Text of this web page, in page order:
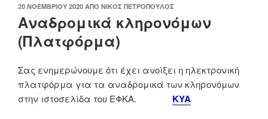
ΔΗΜΟΣΙΕΎΤΗΚΕ
ΣΤΙΣ
20 ΝΟΕΜΒΡΊΟΥ 2020 ΑΠΌ ΝΊΚΟΣ ΠΕΤΡΌΠΟΥΛΟΣ
Αναδρομικά κληρονόμων
(Πλατφόρμα)
Σας ενημερώνουμε ότι έχει ανοίξει η ηλεκτρονική
πλατφόρμα για τα αναδρομικά των κληρονόμων
στην ιστοσελίδα του ΕΦΚΑ.
KYA